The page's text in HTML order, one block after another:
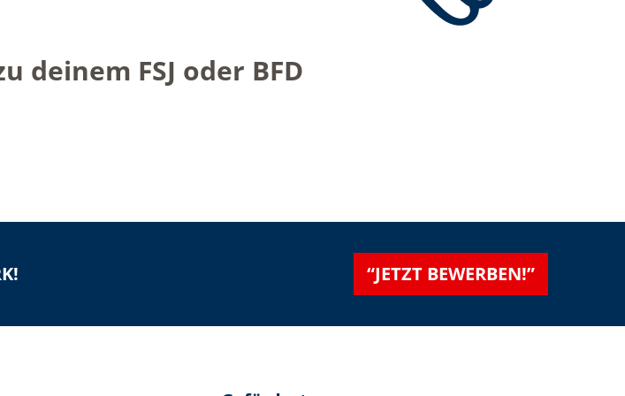
deinem FSJ oder BFD
“JETZT BEWERBEN!”